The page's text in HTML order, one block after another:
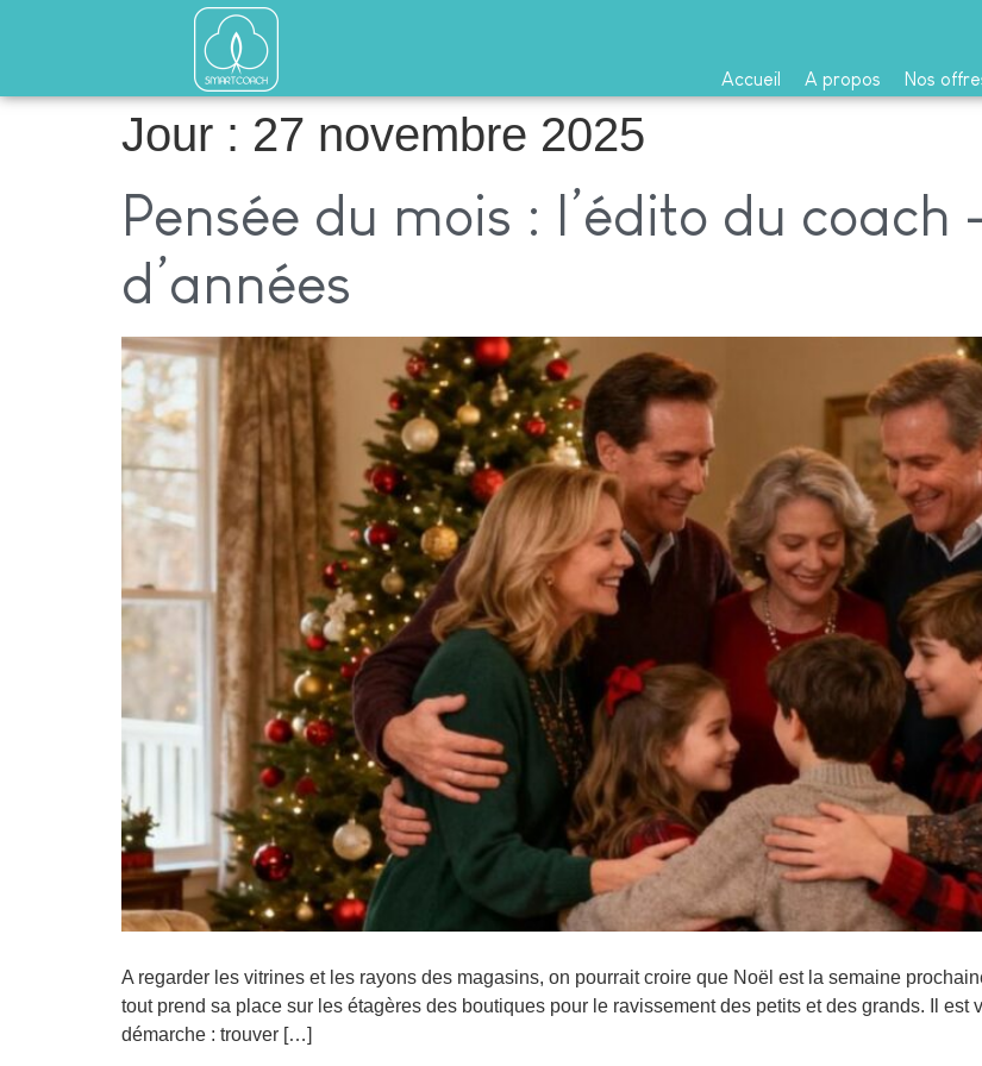
Accueil A propos Nos
Jour : 27 novembre 2025
Pensée du mois : l’édito du coach
d’années
A regarder les vitrines et les rayons des magasins, on pourrait croire que Noël est la semaine
tout prend sa place sur les étagères des boutiques pour le ravissement des petits et des grands. Il est
démarche : trouver […]